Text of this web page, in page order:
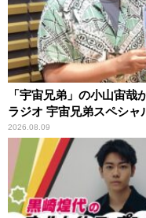
「宇宙兄弟」の小山宙
ラジオ 宇宙兄弟スペシャ
2026.08.09